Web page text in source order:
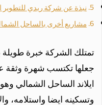
نبذة عن شركة ريدي للتطوير
مشاريع أخرى بالساحل
تمتلك الشركة خبرة طويلة
جعلها تكتسب شهرة وثقة
ايلاند الساحل الشمالي
وتسكينه ايضا واستلامه،